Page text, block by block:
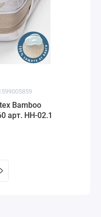
Bamboo
арт. НН-02.1